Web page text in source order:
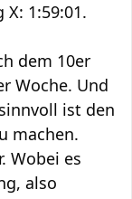
X: 1:59:01.
dem 10er
Woche. Und
ist den
machen.
Wobei es
also